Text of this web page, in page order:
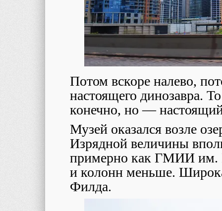
Потом вскоре налево,
настоящего динозавра.
конечно, но ―
Музей оказался возле
Изрядной величины
примерно как ГМИИ им.
и колонн меньше.
Филда.